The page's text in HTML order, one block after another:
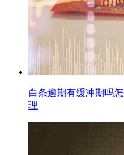
白条逾期有缓冲期吗
理